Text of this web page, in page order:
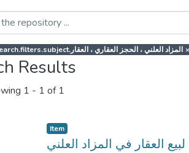
Subject: search.filters.subject.المزاد العلني ، الحجز العقاري ، العقار ×
Results
1 - 1 of 1
Item
العقار في المزاد العلني